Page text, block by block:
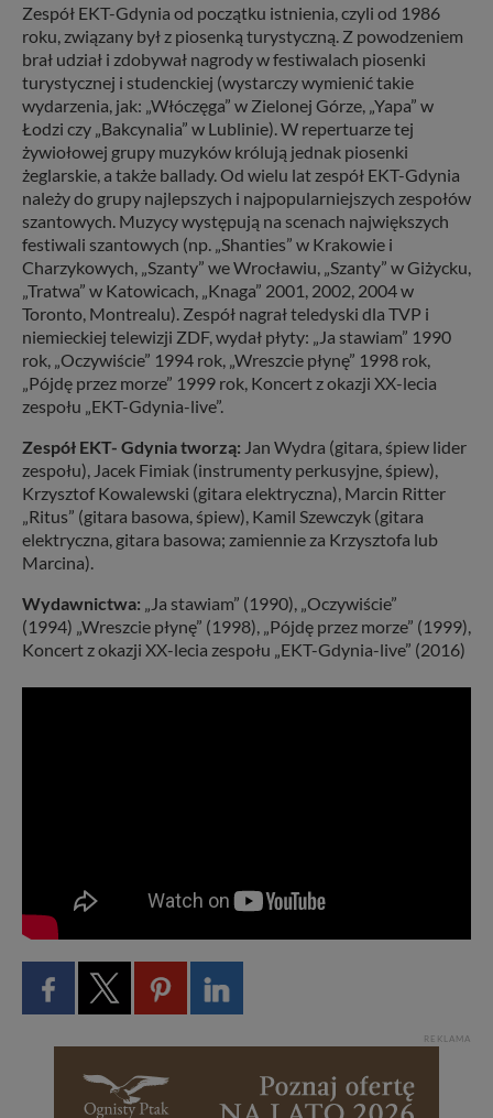
Zespół EKT-Gdynia od początku istnienia, czyli od 1986
roku, związany był z piosenką turystyczną. Z powodzeniem
brał udział i zdobywał nagrody w festiwalach piosenki
turystycznej i studenckiej (wystarczy wymienić takie
wydarzenia, jak: „Włóczęga” w Zielonej Górze, „Yapa” w
Łodzi czy „Bakcynalia” w Lublinie). W repertuarze tej
żywiołowej grupy muzyków królują jednak piosenki
żeglarskie, a także ballady. Od wielu lat zespół EKT-Gdynia
należy do grupy najlepszych i najpopularniejszych zespołów
szantowych. Muzycy występują na scenach największych
festiwali szantowych (np. „Shanties” w Krakowie i
Charzykowych, „Szanty” we Wrocławiu, „Szanty” w Giżycku,
„Tratwa” w Katowicach, „Knaga” 2001, 2002, 2004 w
Toronto, Montrealu). Zespół nagrał teledyski dla TVP i
niemieckiej telewizji ZDF, wydał płyty: „Ja stawiam” 1990
rok, „Oczywiście” 1994 rok, „Wreszcie płynę” 1998 rok,
„Pójdę przez morze” 1999 rok, Koncert z okazji XX-lecia
zespołu „EKT-Gdynia-live”.
Zespół EKT- Gdynia tworzą: Jan Wydra (gitara, śpiew lider
zespołu), Jacek Fimiak (instrumenty perkusyjne, śpiew),
Krzysztof Kowalewski (gitara elektryczna), Marcin Ritter
„Ritus” (gitara basowa, śpiew), Kamil Szewczyk (gitara
elektryczna, gitara basowa; zamiennie za Krzysztofa lub
Marcina).
Wydawnictwa: „Ja stawiam” (1990), „Oczywiście”
(1994) „Wreszcie płynę” (1998), „Pójdę przez morze” (1999),
Koncert z okazji XX-lecia zespołu „EKT-Gdynia-live” (2016)
REKLAMA